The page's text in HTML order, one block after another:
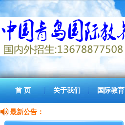
首 页 关于我们 国际教育
最新公告：